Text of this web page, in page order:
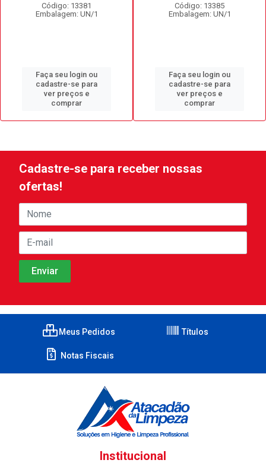
Código: 13381
Embalagem: UN/1
Faça seu login ou
cadastre-se para
ver preços e
comprar
Código: 13385
Embalagem: UN/1
Faça seu login ou
cadastre-se para
ver preços e
comprar
Cadastre-se para receber nossas
ofertas!
Meus Pedidos Títulos
Notas Fiscais
Institucional